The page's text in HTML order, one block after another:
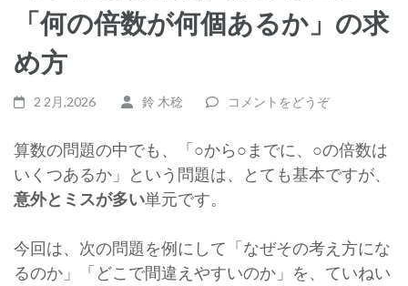
「何の倍数が何個あるか」の求
め方
2 2月,2026 鈴 木稔 コメントをどうぞ
算数の問題の中でも、「○から○までに、○の倍数は
いくつあるか」という問題は、とても基本ですが、
意外とミスが多い単元です。
今回は、次の問題を例にして「なぜその考え方にな
るのか」「どこで間違えやすいのか」を、ていねい